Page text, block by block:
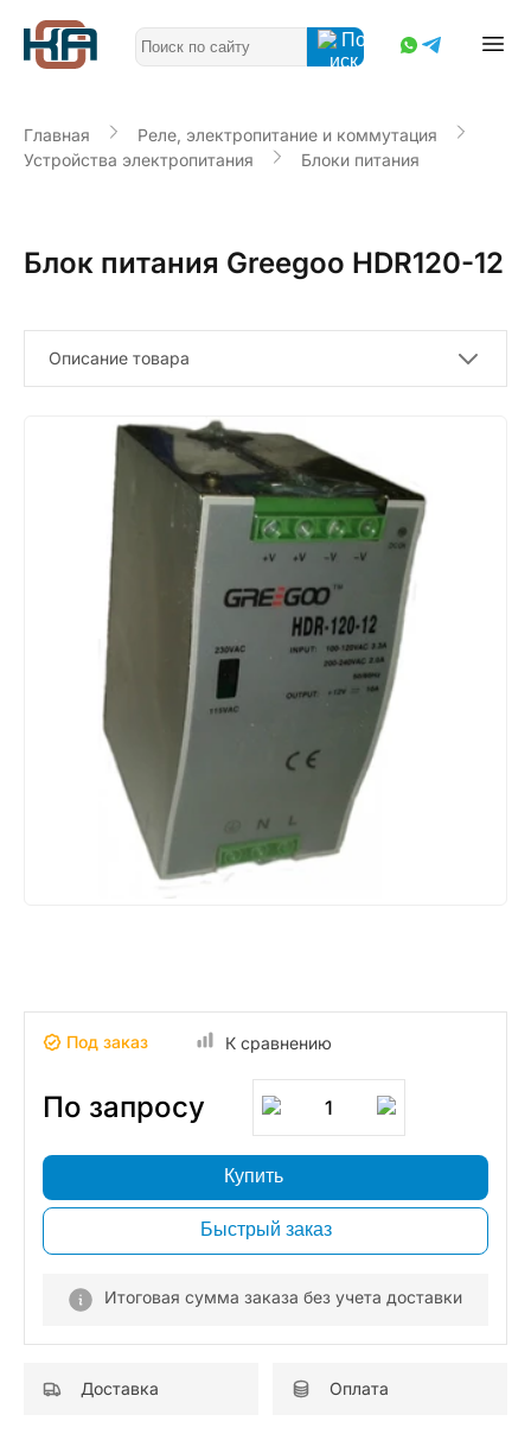
Главная
Реле, электропитание и коммутация
Устройства электропитания
Блоки питания
Блок питания Greegoo HDR120-12
Описание товара
Под заказ К сравнению
По запросу 1
Купить
Быстрый заказ
Итоговая сумма заказа без учета доставки
Доставка Оплата